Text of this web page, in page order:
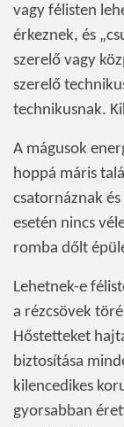
vagy félisten
érkeznek, és
szerelő vagy
szerelő
technikusnak.
A mágusok
hoppá máris
csatornáznak
esetén nincs
romba dőlt
Lehetnek-e
a rézcsövek
Hőstetteket
biztosítása
kilencedikes
gyorsabban